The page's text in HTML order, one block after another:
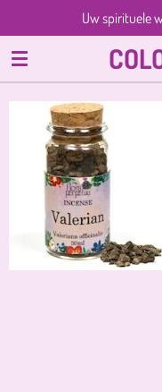
direct
naar
de
hoofdinhoud
Uw spirituele